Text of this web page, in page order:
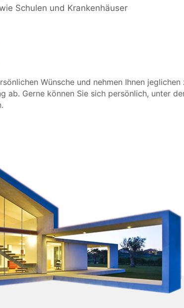
Schulen und Krankenhäuser
Wünsche und nehmen Ihnen
ab. Gerne können Sie sich persönlich, unter